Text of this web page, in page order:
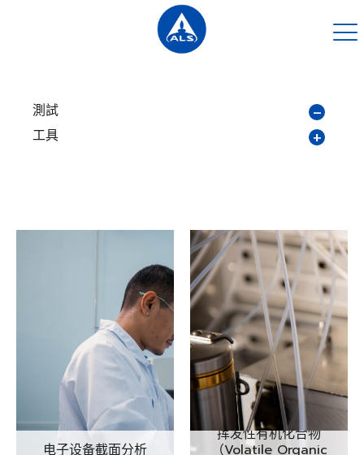
电子设备截面分析
挥发性有机化合物
（Volatile Organic
測試
工具